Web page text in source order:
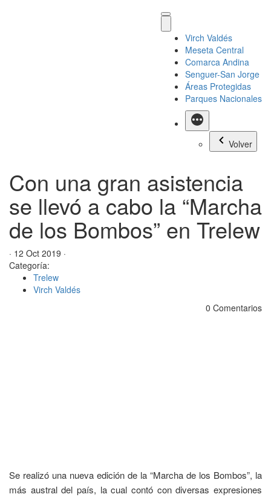
Virch Valdés
Meseta Central
Comarca Andina
Senguer-San Jorge
Áreas Protegidas
Parques Nacionales
Más
Volver
Con una gran asistencia
se llevó a cabo la “Marcha
de los Bombos” en Trelew
· 12 Oct 2019 ·
Categoría:
Trelew
Virch Valdés
0 Comentarios
Se realizó una nueva edición de la “Marcha de los Bombos”, la
más austral del país, la cual contó con diversas expresiones